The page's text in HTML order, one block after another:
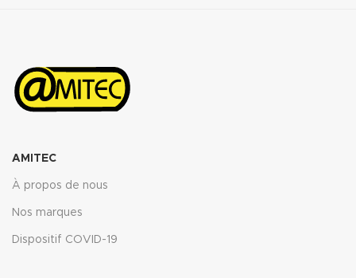
AMITEC
À propos de nous
Nos marques
Dispositif COVID-19